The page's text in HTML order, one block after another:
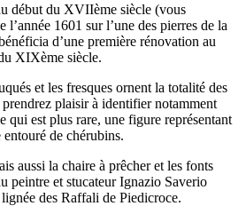
début du XVIIème siècle (vous
l’année 1601 sur l’une des pierres de la
d’une première rénovation au
XIXème siècle.
et les fresques ornent la totalité des
plaisir à identifier notamment
qui est plus rare, une figure représentant
de chérubins.
aussi la chaire à prêcher et les fonts
peintre et stucateur Ignazio Saverio
des Raffali de Piedicroce.